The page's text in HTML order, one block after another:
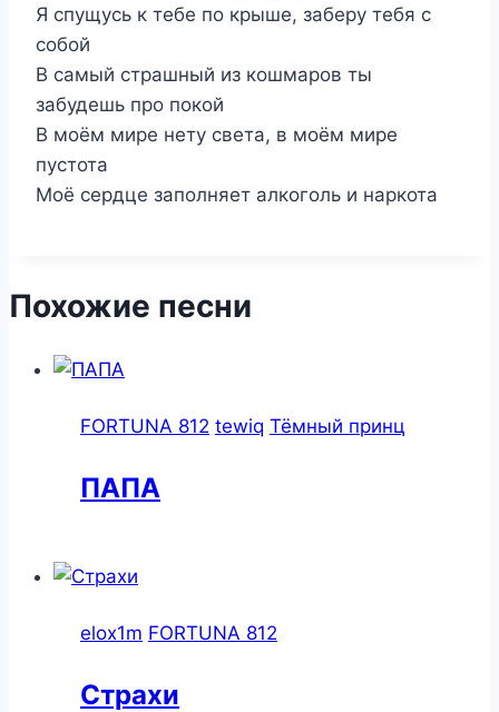
Я спущусь к тебе по крыше, заберу тебя с
собой
В самый страшный из кошмаров ты
забудешь про покой
В моём мире нету света, в моём мире
пустота
Моё сердце заполняет алкоголь и наркота
Похожие песни
FORTUNA 812 tewiq Тёмный принц
ПАПА
elox1m FORTUNA 812
Страхи